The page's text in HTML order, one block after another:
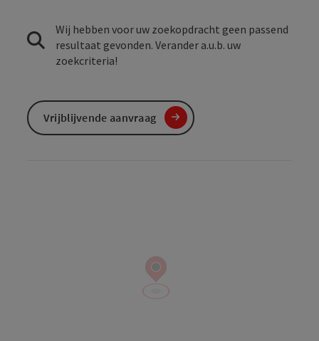
Wij hebben voor uw zoekopdracht geen passend
resultaat gevonden. Verander a.u.b. uw
zoekcriteria!
Vrijblijvende aanvraag